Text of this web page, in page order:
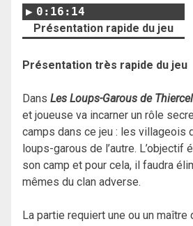
0:16:14
Présentation rapide du jeu
Présentation très rapide du jeu
Dans Les Loups-Garous de
et joueuse va incarner un rôle
camps dans ce jeu : les villageois
loups-garous de l’autre. L’objectif
son camp et pour cela, il faudra
mêmes du clan adverse.
La partie requiert une ou un maître